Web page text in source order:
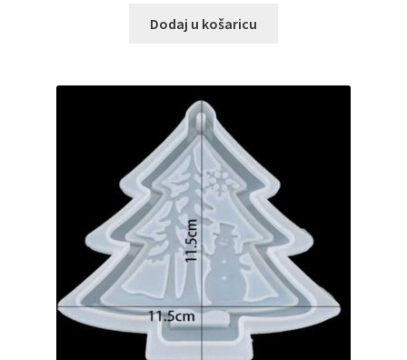
Dodaj u košaricu